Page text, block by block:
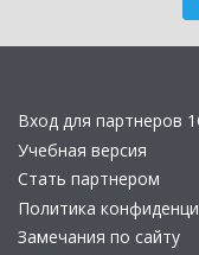
Вход для партнеров
Учебная версия
Стать партнером
Политика
Замечания по сайту